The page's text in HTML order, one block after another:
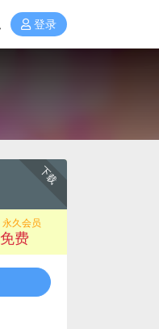
登录
下载
永久会员
免费